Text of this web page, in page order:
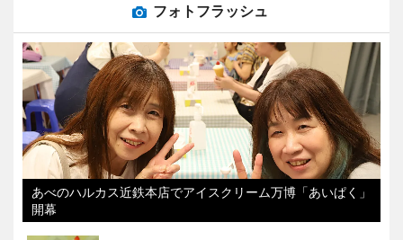
フォトフラッシュ
あべのハルカス近鉄本店でアイスクリーム万博「あいぱく」
開幕